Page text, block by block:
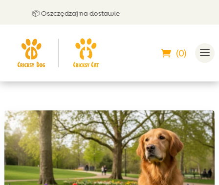
📦 Oszczędzaj na dostawie
(0)